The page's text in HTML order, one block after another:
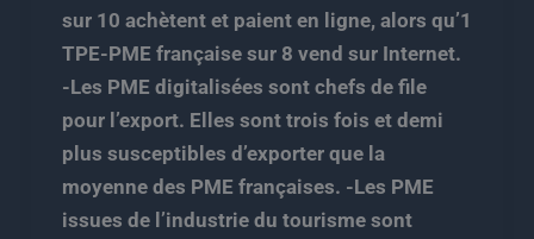
sur 10 achètent et paient en ligne, alors qu’1
TPE-PME française sur 8 vend sur Internet.
-Les PME digitalisées sont chefs de file
pour l’export. Elles sont trois fois et demi
plus susceptibles d’exporter que la
moyenne des PME françaises. -Les PME
issues de l’industrie du tourisme sont